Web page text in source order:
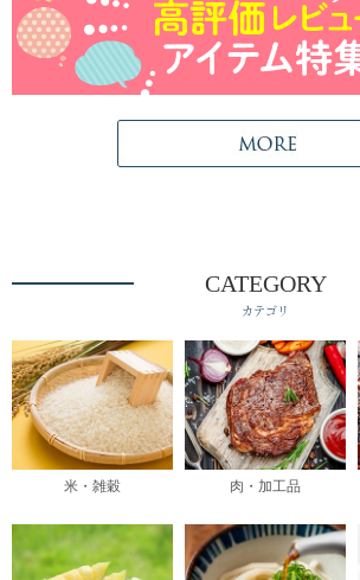
CATEGORY
カテゴリ
米・雑穀 肉・加工品